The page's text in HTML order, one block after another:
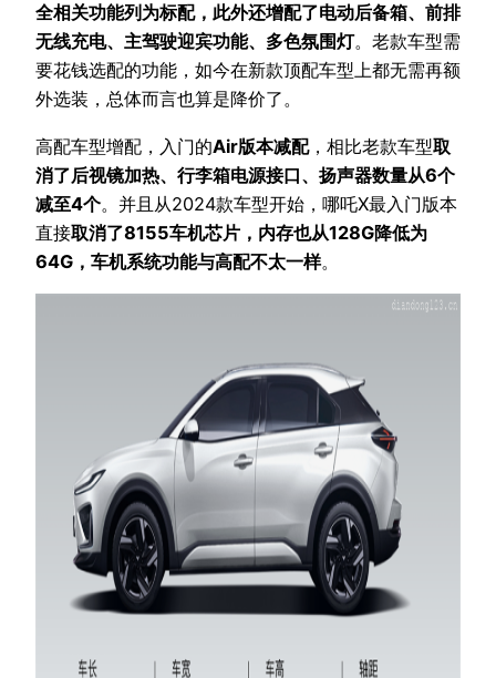
全相关功能列为标配，此外还增配了电动后备箱、前排
无线充电、主驾驶迎宾功能、多色氛围灯。老款车型需
要花钱选配的功能，如今在新款顶配车型上都无需再额
外选装，总体而言也算是降价了。
高配车型增配，入门的Air版本减配，相比老款车型取
消了后视镜加热、行李箱电源接口、扬声器数量从6个
减至4个。并且从2024款车型开始，哪吒X最入门版本
直接取消了8155车机芯片，内存也从128G降低为
64G，车机系统功能与高配不太一样。